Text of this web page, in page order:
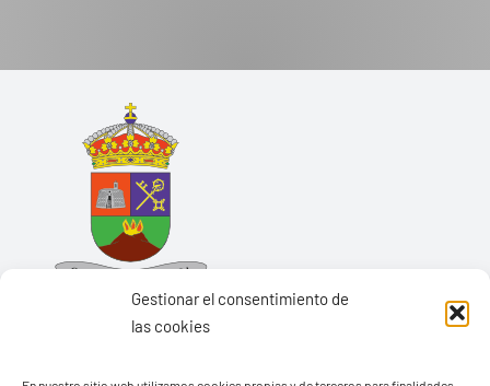
Gestionar el consentimiento de
las cookies